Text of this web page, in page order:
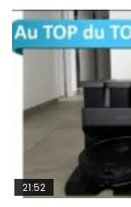
21:52